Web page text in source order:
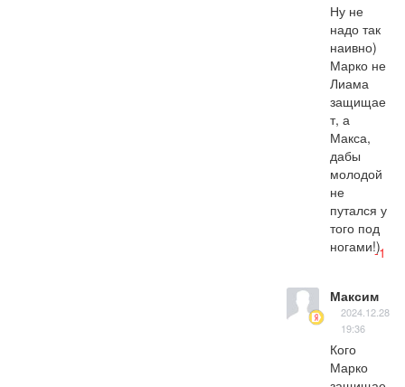
Ну не
надо так
наивно)
Марко не
Лиама
защищае
т, а
Макса,
дабы
молодой
не
путался у
того под
ногами!)-1
Максим
2024.12.28
19:36
Кого
Марко